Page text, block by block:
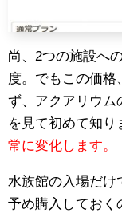
尚、2つの施設へ
度。でもこの価格
ず、アクアリウム
を見て初めて知り
常に変化します。
水族館の入場だけ
予め購入しておく